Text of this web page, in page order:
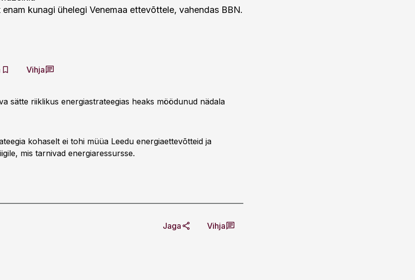
kunagi ühelegi Venemaa ettevõttele, vahendas BBN.
Vihja
sätte riiklikus energiastrateegias heaks möödunud nädala
kohaselt ei tohi müüa Leedu energiaettevõtteid ja
mis tarnivad energiaressursse.
Jaga Vihja